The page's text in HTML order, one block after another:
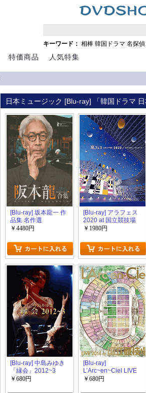
キーワード： 相棒 韓国ドラマ 名探
特価商品 人気特集
日本ミュージック [Blu-ray] 「韓国ドラマ
[Blu-ray] 坂本龍一 作
品集 名作選
￥4480円
[Blu-ray] アラフェス
2020 at 国立競技場
￥1980円
[Blu-ray] 中島みゆき
「縁会」2012~3
￥680円
[Blu-ray]
L’Arc~en~Ciel LIVE
2014 at 国立競技場
￥680円